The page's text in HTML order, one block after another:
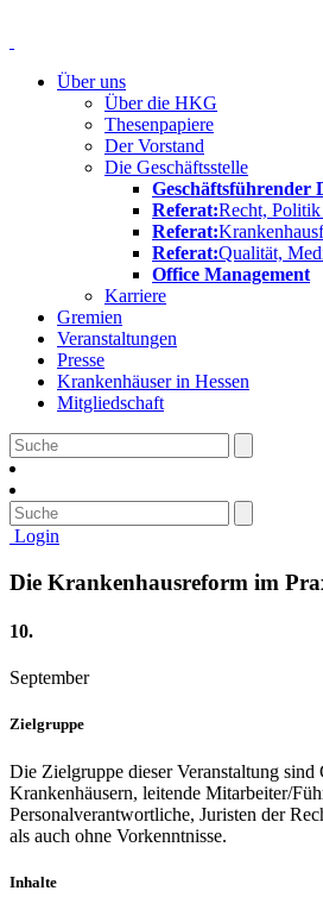
Über uns
Über die HKG
Thesenpapiere
Der Vorstand
Die Geschäftsstelle
Geschäftsführender
Referat:Recht,
Referat:
Referat:Qualität,
Office Management
Karriere
Gremien
Veranstaltungen
Presse
Krankenhäuser in Hessen
Mitgliedschaft
Login
Die Krankenhausreform im
10.
September
Zielgruppe
Die Zielgruppe dieser Veranstaltung sind
Krankenhäusern, leitende Mitarbeiter/
Personalverantwortliche, Juristen der
als auch ohne Vorkenntnisse.
Inhalte